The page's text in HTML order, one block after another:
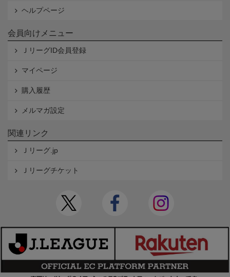
ヘルプページ
会員向けメニュー
ＪリーグID会員登録
マイページ
購入履歴
メルマガ設定
関連リンク
Ｊリーグ.jp
Ｊリーグチケット